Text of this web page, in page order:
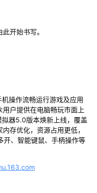
开始书写。
操作流畅运行游戏及应用
户提供在电脑畅玩市面上
器5.0版本焕新上线，覆盖
存优化，资源占用更低，
开、智能键鼠、手柄操作等